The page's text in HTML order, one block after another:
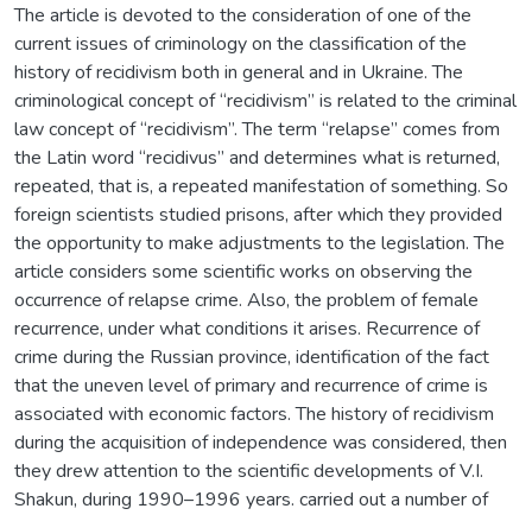
The article is devoted to the consideration of one of the
current issues of criminology on the classification of the
history of recidivism both in general and in Ukraine. The
criminological concept of “recidivism” is related to the criminal
law concept of “recidivism”. The term “relapse” comes from
the Latin word “recidivus” and determines what is returned,
repeated, that is, a repeated manifestation of something. So
foreign scientists studied prisons, after which they provided
the opportunity to make adjustments to the legislation. The
article considers some scientific works on observing the
occurrence of relapse crime. Also, the problem of female
recurrence, under what conditions it arises. Recurrence of
crime during the Russian province, identification of the fact
that the uneven level of primary and recurrence of crime is
associated with economic factors. The history of recidivism
during the acquisition of independence was considered, then
they drew attention to the scientific developments of V.I.
Shakun, during 1990–1996 years. carried out a number of